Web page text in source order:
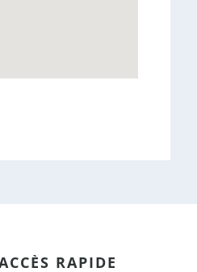
RAPIDE